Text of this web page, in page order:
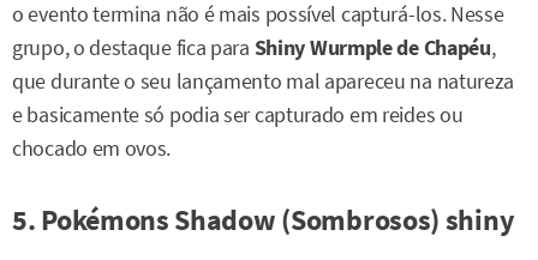
o evento termina não é mais possível capturá-los. Nesse
grupo, o destaque fica para Shiny Wurmple de Chapéu,
que durante o seu lançamento mal apareceu na natureza
e basicamente só podia ser capturado em reides ou
chocado em ovos.
5. Pokémons Shadow (Sombrosos) shiny